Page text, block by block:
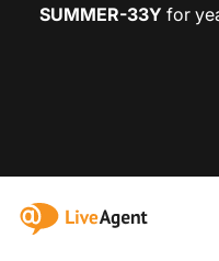
SUMMER-33Y for
:site.title